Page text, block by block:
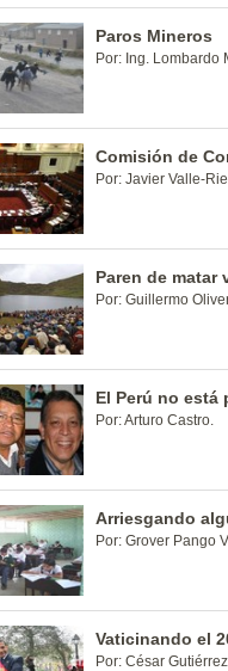
Paros Mineros
Por: Ing. Lombardo
Comisión de
Por: Javier Valle-
Paren de matar
Por: Guillermo
El Perú no está
Por: Arturo Castro.
Arriesgando
Por: Grover Pango
Vaticinando el
Por: César